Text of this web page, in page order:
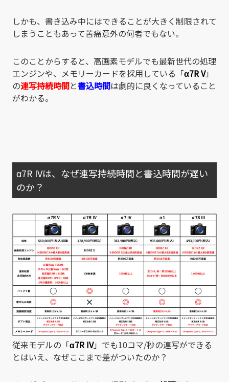
しかも、書き込み中にはできることが大きく制限されて
しまうこともあって苦痛意外の何者でもない。
このことからすると、高画素モデルでも最新世代の処理
エンジンや、メモリーカードを採用している「α7R V」
の連写持続時間と書込時間は劇的に良くなっていること
がわかる。
α7R IVは、なぜ連写持続時間と書込時間が遅い
のか？
従来モデルの「α7R IV」でも10コマ/秒の連写ができる
とはいえ、なぜここまで差がついたのか？